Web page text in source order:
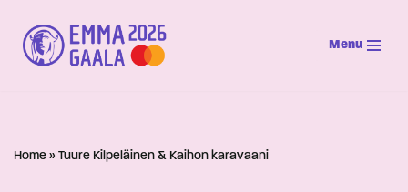
Siirry
suoraan
Menu
Home » Tuure Kilpeläinen & Kaihon karavaani